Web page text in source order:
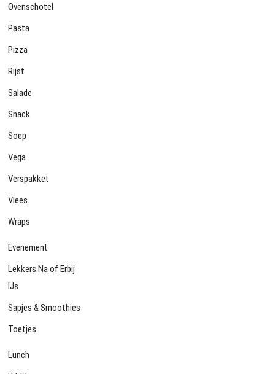
Ovenschotel
Pasta
Pizza
Rijst
Salade
Snack
Soep
Vega
Verspakket
Vlees
Wraps
Evenement
Lekkers Na of Erbij
IJs
Sapjes & Smoothies
Toetjes
Lunch